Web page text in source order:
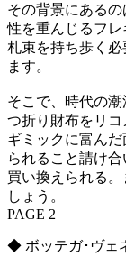
その背景にある
性を重んじるフ
札束を持ち歩く
ます。
そこで、時代の
つ折り財布をリ
ギミックに富ん
られること請け
買い換えられる
しょう。
PAGE 2
◆ ボッテガ･ヴェ